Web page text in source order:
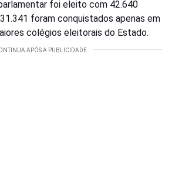
foi eleito com 42.640
foram conquistados apenas em
colégios eleitorais do Estado.